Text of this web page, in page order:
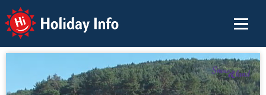
Holiday Info